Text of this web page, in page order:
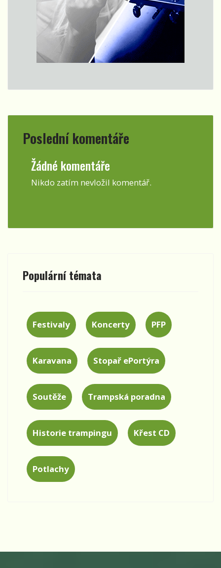
Poslední komentáře
Žádné komentáře
Nikdo zatím nevložil komentář.
Populární témata
Festivaly Koncerty PFP
Karavana Stopař ePortýra
Soutěže Trampská poradna
Historie trampingu Křest CD
Potlachy